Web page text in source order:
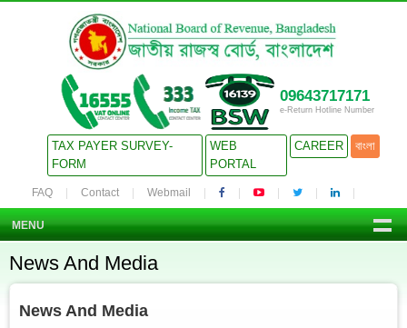
09643717171
e-Return Hotline Number
TAX PAYER SURVEY-
FORM
WEB
PORTAL
CAREER বাংলা
FAQ Contact Webmail
MENU
News And Media
News And Media